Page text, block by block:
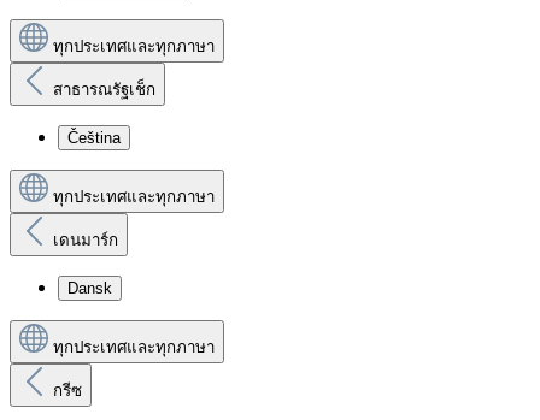
ทุกประเทศและทุกภาษา
สาธารณรัฐเช็ก
Čeština
ทุกประเทศและทุกภาษา
เดนมาร์ก
Dansk
ทุกประเทศและทุกภาษา
กรีซ